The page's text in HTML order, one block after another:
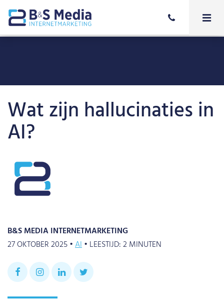
Wat zijn hallucinaties in
AI?
B&S MEDIA INTERNETMARKETING
27 OKTOBER 2025 •AI• LEESTIJD:2MINUTEN